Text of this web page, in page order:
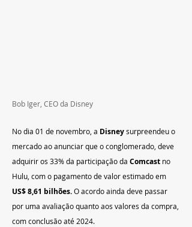
Bob Iger, CEO da Disney
No dia 01 de novembro, a Disney surpreendeu o
mercado ao anunciar que o conglomerado, deve
adquirir os 33% da participação da Comcast no
Hulu, com o pagamento de valor estimado em
US$ 8,61 bilhões. O acordo ainda deve passar
por uma avaliação quanto aos valores da compra,
com conclusão até 2024.